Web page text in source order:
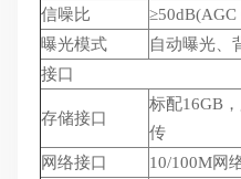
信噪比
≥50dB(AGC
曝光模式
自动曝光、
接口
存储接口
标配16GB
传
网络接口
10/100M网